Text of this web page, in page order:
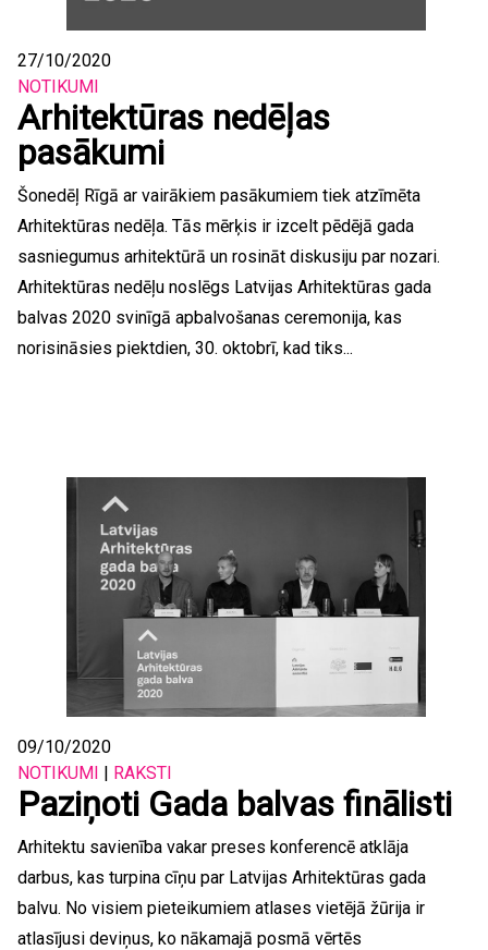
27/10/2020
NOTIKUMI
Arhitektūras nedēļas
pasākumi
Šonedēļ Rīgā ar vairākiem pasākumiem tiek atzīmēta
Arhitektūras nedēļa. Tās mērķis ir izcelt pēdējā gada
sasniegumus arhitektūrā un rosināt diskusiju par nozari.
Arhitektūras nedēļu noslēgs Latvijas Arhitektūras gada
balvas 2020 svinīgā apbalvošanas ceremonija, kas
norisināsies piektdien, 30. oktobrī, kad tiks...
09/10/2020
NOTIKUMI | RAKSTI
Paziņoti Gada balvas finālisti
Arhitektu savienība vakar preses konferencē atklāja
darbus, kas turpina cīņu par Latvijas Arhitektūras gada
balvu. No visiem pieteikumiem atlases vietējā žūrija ir
atlasījusi deviņus, ko nākamajā posmā vērtēs